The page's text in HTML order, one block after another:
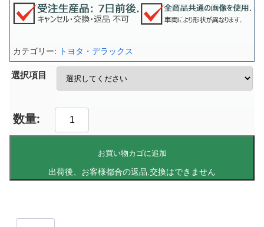
選択項目
お買い物カゴに追加
カテゴリー: トヨタ・デラックス